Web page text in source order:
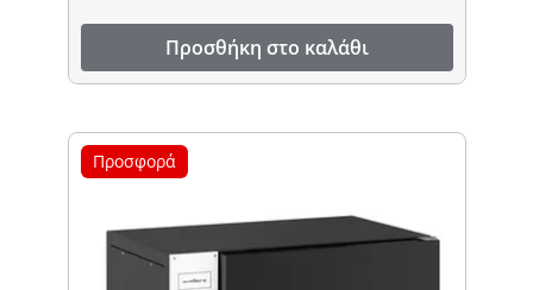
Προσθήκη στο καλάθι
Προσφορά